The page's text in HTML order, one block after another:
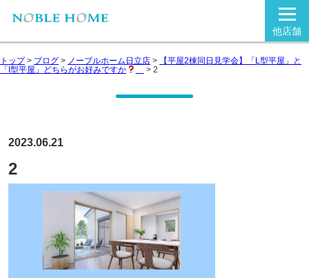
他店舗
トップ> ブログ > ノーブルホーム日立店 >
【平屋2棟同日見学会】「L型平屋」と
「I型平屋」どちらがお好みですか
> 2
2023.06.21
2